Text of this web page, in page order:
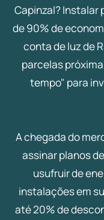
Capinzal? Instalar
de 90% de
conta de luz de
parcelas
tempo" para
A chegada do
assinar planos
usufruir de
instalações em
até 20% de